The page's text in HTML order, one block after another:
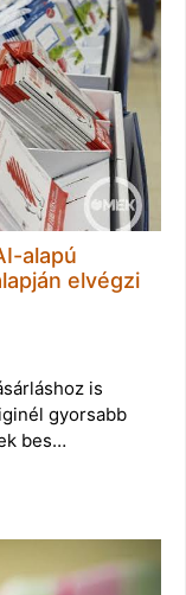
alapú
elvégzi
is
gyorsabb
bes…